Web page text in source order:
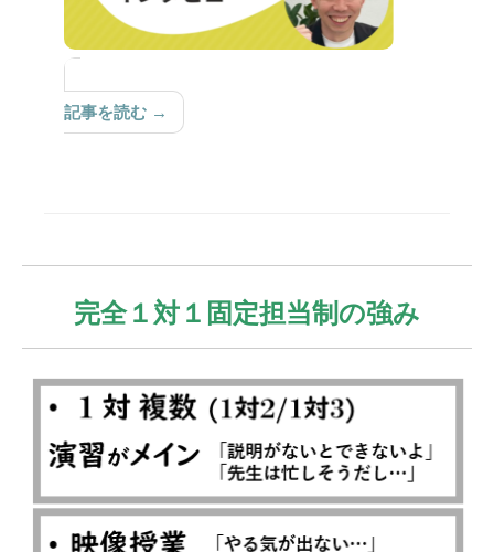
記事を読む →
完全１対１ 固定担当制の強み